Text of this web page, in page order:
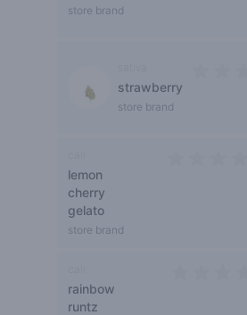
store brand
strawberry
store brand
lemon
cherry
gelato
store brand
rainbow
runtz